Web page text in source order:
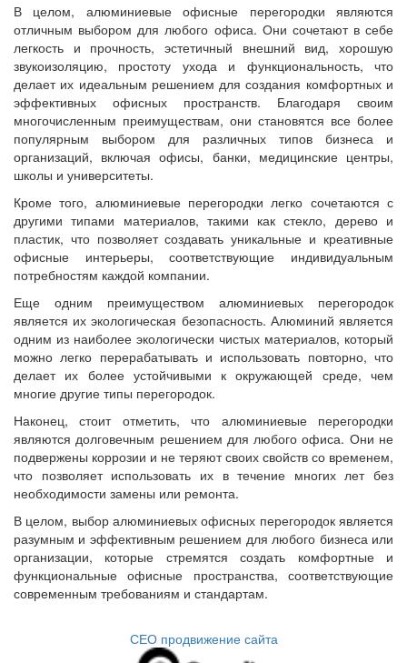
В целом, алюминиевые офисные перегородки являются
отличным выбором для любого офиса. Они сочетают в себе
легкость и прочность, эстетичный внешний вид, хорошую
звукоизоляцию, простоту ухода и функциональность, что
делает их идеальным решением для создания комфортных и
эффективных офисных пространств. Благодаря своим
многочисленным преимуществам, они становятся все более
популярным выбором для различных типов бизнеса и
организаций, включая офисы, банки, медицинские центры,
школы и университеты.
Кроме того, алюминиевые перегородки легко сочетаются с
другими типами материалов, такими как стекло, дерево и
пластик, что позволяет создавать уникальные и креативные
офисные интерьеры, соответствующие индивидуальным
потребностям каждой компании.
Еще одним преимуществом алюминиевых перегородок
является их экологическая безопасность. Алюминий является
одним из наиболее экологически чистых материалов, который
можно легко перерабатывать и использовать повторно, что
делает их более устойчивыми к окружающей среде, чем
многие другие типы перегородок.
Наконец, стоит отметить, что алюминиевые перегородки
являются долговечным решением для любого офиса. Они не
подвержены коррозии и не теряют своих свойств со временем,
что позволяет использовать их в течение многих лет без
необходимости замены или ремонта.
В целом, выбор алюминиевых офисных перегородок является
разумным и эффективным решением для любого бизнеса или
организации, которые стремятся создать комфортные и
функциональные офисные пространства, соответствующие
современным требованиям и стандартам.
СЕО продвижение сайта